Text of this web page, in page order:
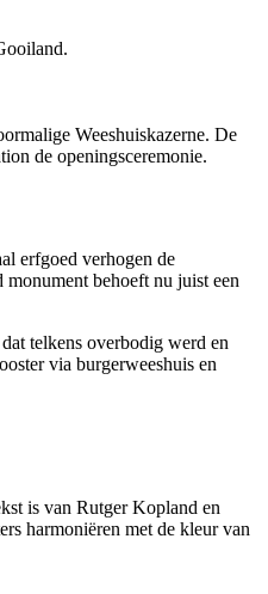
Weeshuiskazerne. De
de openingsceremonie.
erfgoed verhogen de
monument behoeft nu juist een
telkens overbodig werd en
en
is van Rutger Kopland en
harmoniëren met de kleur van